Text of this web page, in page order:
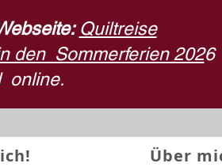
Quiltreise
den Sommerferien 2026
online.
Über